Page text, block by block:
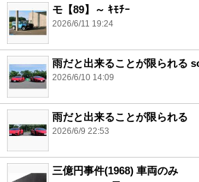
モ【89】～ ｷﾓﾁｰ
2026/6/11 19:24
雨だと出来ることが限られる
2026/6/10 14:09
雨だと出来ることが限られる
2026/6/9 22:53
三億円事件(1968) 車両のみ